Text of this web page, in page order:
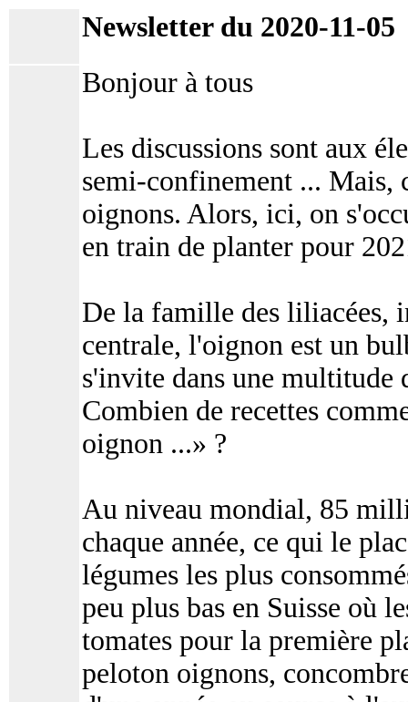
Newsletter du 2020-11-05
Bonjour à tous
Les discussions sont aux
semi-confinement ... Mais,
oignons. Alors, ici, on
en train de planter pour
De la famille des liliacées,
centrale, l'oignon est un
s'invite dans une multitude
Combien de recettes
oignon ...» ?
Au niveau mondial, 85
chaque année, ce qui le
légumes les plus
peu plus bas en Suisse où
tomates pour la première
peloton oignons,